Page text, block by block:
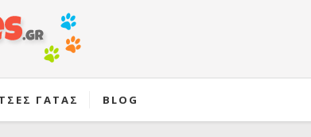
ΓΑΤΑΣ BLOG